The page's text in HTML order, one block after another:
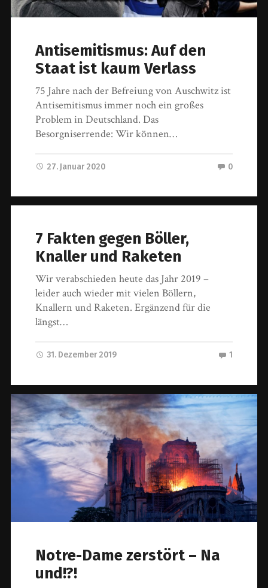
Antisemitismus: Auf den
Staat ist kaum Verlass
75 Jahre nach der Befreiung von Auschwitz ist
Antisemitismus immer noch ein großes
Problem in Deutschland. Das
Besorgniserrende: Wir können…
27. Januar 2020 0
7 Fakten gegen Böller,
Knaller und Raketen
Wir verabschieden heute das Jahr 2019 –
leider auch wieder mit vielen Böllern,
Knallern und Raketen. Ergänzend für die
längst…
31. Dezember 2019 1
Notre-Dame zerstört – Na
und!?!